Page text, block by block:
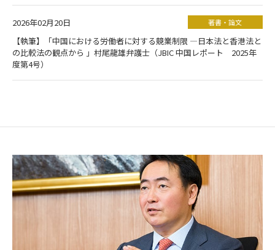
2026年02月20日 著書・論文
【執筆】「中国における労働者に対する競業制限 ―日本法と香港法と
の比較法の観点から 」村尾龍雄弁護士（JBIC 中国レポート 2025年
度第4号）